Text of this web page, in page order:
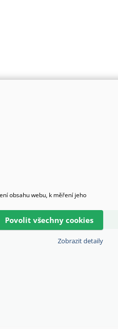
obsahu webu, k měření jeho
Povolit všechny cookies
Zobrazit detaily